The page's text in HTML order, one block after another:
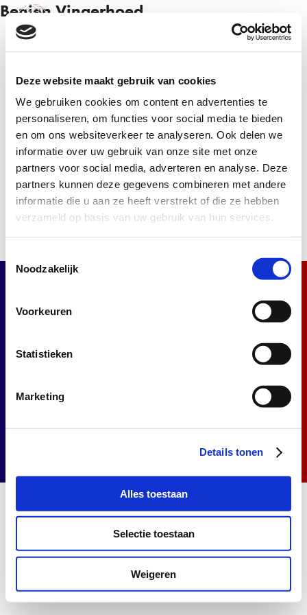
Deze website maakt gebruik van cookies
We gebruiken cookies om content en advertenties te
personaliseren, om functies voor social media te bieden
en om ons websiteverkeer te analyseren. Ook delen we
informatie over uw gebruik van onze site met onze
partners voor social media, adverteren en analyse. Deze
partners kunnen deze gegevens combineren met andere
informatie die u aan ze heeft verstrekt of die ze hebben
verzameld op basis van uw gebruik van hun services.
Noodzakelijk
Voorkeuren
Statistieken
Marketing
Details tonen
Alles toestaan
Selectie toestaan
Weigeren
Benien Vingerhoed
Inschrijven
Schrijf je in voor de nieuwsbrief en ontvang het
laatste nieuws.
Inschrijven
Privacyverklaring
Cookieverklaring